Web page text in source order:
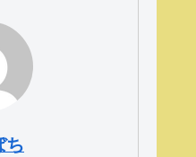
ち